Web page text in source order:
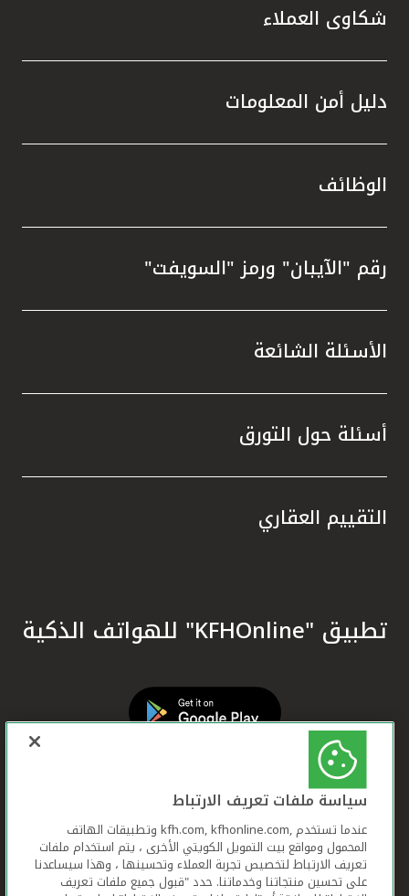
شكاوى العملاء
دليل أمن المعلومات
الوظائف
رقم "الآيبان" ورمز "السويفت"
الأسئلة الشائعة
أسئلة حول التورق
التقييم العقاري
تطبيق "KFHOnline" للهواتف الذكية
سياسة ملفات تعريف الارتباط
عندما تستخدم ,kfh.com, kfhonline.com وتطبيقات الهاتف
المحمول ومواقع بيت التمويل الكويتي الأخرى ، يتم استخدام ملفات
تعريف الارتباط لتخصيص تجربة العملاء وتحسينها ، وهذا سيساعدنا
على تحسين منتجاتنا وخدماتنا. حدد "قبول جميع ملفات تعريف